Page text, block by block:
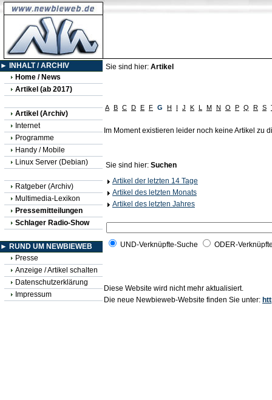
► INHALT / ARCHIV
Home / News
Artikel (ab 2017)
Artikel (Archiv)
Internet
Programme
Handy / Mobile
Linux Server (Debian)
Ratgeber (Archiv)
Multimedia-Lexikon
Pressemitteilungen
Schlager Radio-Show
► RUND UM NEWBIEWEB
Presse
Anzeige / Artikel schalten
Datenschutzerklärung
Impressum
Sie sind hier: Artikel
A B C D E F G H I J K L M N O P Q R S
Im Moment existieren leider noch keine Artikel zu
Sie sind hier: Suchen
Artikel der letzten 14 Tage
Artikel des letzten Monats
Artikel des letzten Jahres
UND-Verknüpfte-Suche ODER-
Diese Website wird nicht mehr aktualisiert.
Die neue Newbieweb-Website finden Sie unter: